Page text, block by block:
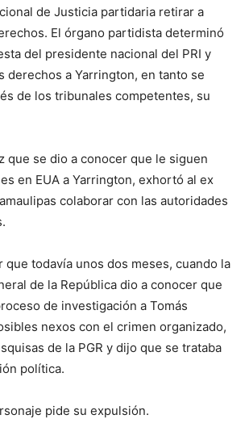
de Justicia partidaria retirar a
El órgano partidista determinó
del presidente nacional del PRI y
derechos a Yarrington, en tanto se
de los tribunales competentes, su
que se dio a conocer que le siguen
en EUA a Yarrington, exhortó al ex
colaborar con las autoridades
que todavía unos dos meses, cuando la
de la República dio a conocer que
de investigación a Tomás
nexos con el crimen organizado,
de la PGR y dijo que se trataba
política.
pide su expulsión.